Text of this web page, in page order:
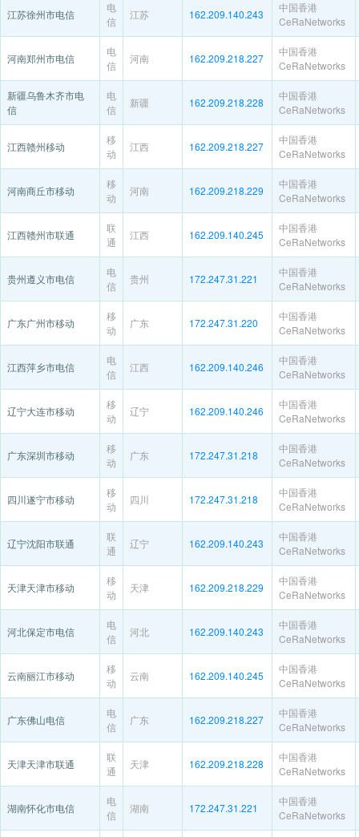
江苏徐州市电信
电
信
江苏 162.209.140.243
中国香港
CeRaNetworks
河南郑州市电信
电
信
河南 162.209.218.227
中国香港
CeRaNetworks
新疆乌鲁木齐市电
信
电
信
新疆 162.209.218.228
中国香港
CeRaNetworks
江西赣州移动
移
动
江西 162.209.218.227
中国香港
CeRaNetworks
河南商丘市移动
移
动
河南 162.209.218.229
中国香港
CeRaNetworks
江西赣州市联通
联
通
江西 162.209.140.245
中国香港
CeRaNetworks
贵州遵义市电信
电
信
贵州 172.247.31.221
中国香港
CeRaNetworks
广东广州市移动
移
动
广东 172.247.31.220
中国香港
CeRaNetworks
江西萍乡市电信
电
信
江西 162.209.140.246
中国香港
CeRaNetworks
辽宁大连市移动
移
动
辽宁 162.209.140.246
中国香港
CeRaNetworks
广东深圳市移动
移
动
广东 172.247.31.218
中国香港
CeRaNetworks
四川遂宁市移动
移
动
四川 172.247.31.218
中国香港
CeRaNetworks
辽宁沈阳市联通
联
通
辽宁 162.209.140.243
中国香港
CeRaNetworks
天津天津市移动
移
动
天津 162.209.218.229
中国香港
CeRaNetworks
河北保定市电信
电
信
河北 162.209.140.243
中国香港
CeRaNetworks
云南丽江市移动
移
动
云南 162.209.140.245
中国香港
CeRaNetworks
广东佛山电信
电
信
广东 162.209.218.227
中国香港
CeRaNetworks
天津天津市联通
联
通
天津 162.209.218.228
中国香港
CeRaNetworks
湖南怀化市电信
电
信
湖南 172.247.31.221
中国香港
CeRaNetworks